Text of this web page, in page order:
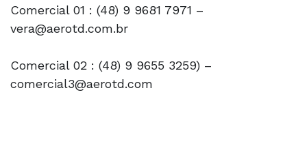
Comercial 01 : (48) 9 9681 7971 –
vera@aerotd.com.br
Comercial 02 : (48) 9 9655 3259) –
comercial3@aerotd.com